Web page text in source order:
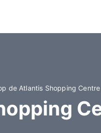
de Atlantis Shopping Centre